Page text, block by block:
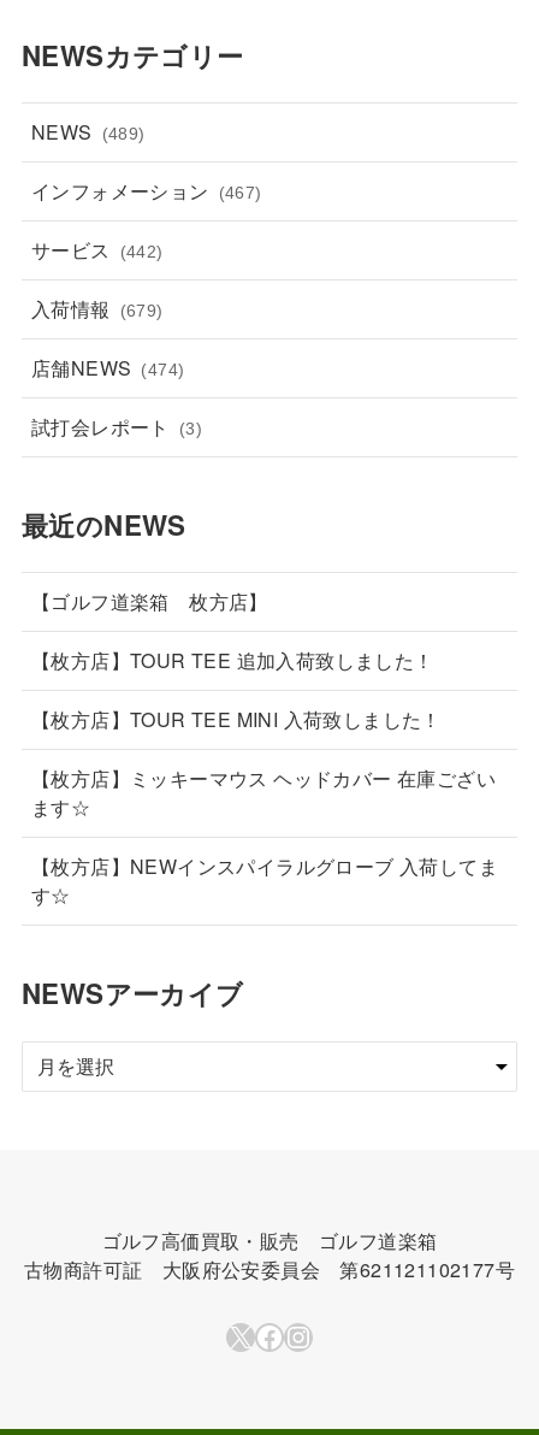
NEWSカテゴリー
NEWS (489)
インフォメーション (467)
サービス (442)
入荷情報 (679)
店舗NEWS (474)
試打会レポート (3)
最近のNEWS
【ゴルフ道楽箱 枚方店】
【枚方店】TOUR TEE 追加入荷致しました！
【枚方店】TOUR TEE MINI 入荷致しました！
【枚方店】ミッキーマウス ヘッドカバー 在庫ござい
ます☆
【枚方店】NEWインスパイラルグローブ 入荷してま
す☆
NEWSアーカイブ
NEWS
ア
ゴルフ高価買取・販売 ゴルフ道楽箱
古物商許可証 大阪府公安委員会 第621121102177号
X Facebook
Instagram